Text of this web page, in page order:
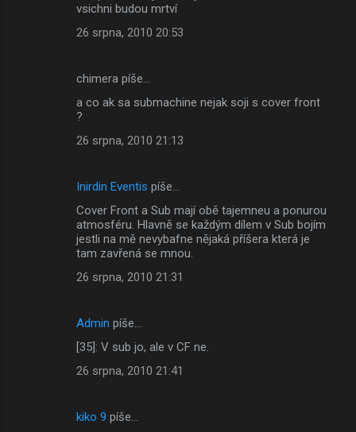
vsichni budou mrtví
26 srpna, 2010 20:53
chimera píše…
a co ak sa submachine nejak soji s cover front
?
26 srpna, 2010 21:13
Inirdin Eventis píše…
Cover Front a Sub mají obě tajemneu a ponurou
atmosféru. Hlavně se každým dílem v Sub bojím
jestli na mě nevybafne nějaká příšera která je
tam zavřená se mnou.
26 srpna, 2010 21:31
Admin píše…
[35]: V sub jo, ale v CF ne.
26 srpna, 2010 21:41
kiko 9 píše…